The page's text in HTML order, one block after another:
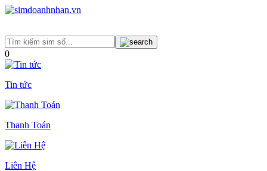
0
Tin tức
Thanh Toán
Liên Hệ